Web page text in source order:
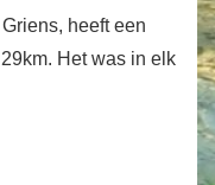
heeft een
Het was in elk